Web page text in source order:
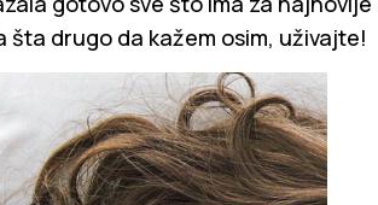
šta drugo da kažem osim, uživajte!